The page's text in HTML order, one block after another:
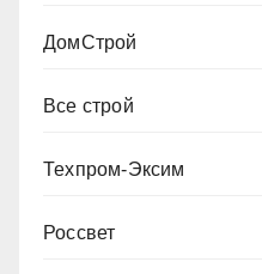
ДомСтрой
Все строй
Техпром-Эксим
Россвет